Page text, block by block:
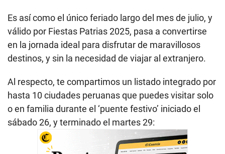
Es así como el único feriado largo del mes de julio, y
válido por Fiestas Patrias 2025, pasa a convertirse
en la jornada ideal para disfrutar de maravillosos
destinos, y sin la necesidad de viajar al extranjero.
Al respecto, te compartimos un listado integrado por
hasta 10 ciudades peruanas que puedes visitar solo
o en familia durante el ‘puente festivo’ iniciado el
sábado 26, y terminado el martes 29: